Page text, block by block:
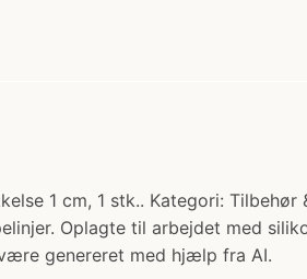
1 cm, 1 stk.. Kategori:
Oplagte til arbejdet med
genereret med hjælp fra AI.